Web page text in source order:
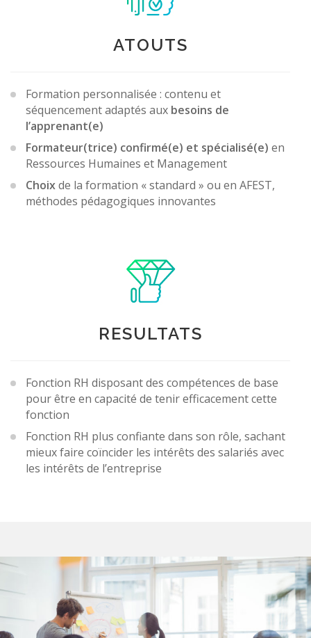
ATOUTS
Formation personnalisée : contenu et
séquencement adaptés aux besoins de
l’apprenant(e)
Formateur(trice) confirmé(e) et spécialisé(e) en
Ressources Humaines et Management
Choixde la formation « standard » ou en AFEST,
méthodes pédagogiques innovantes
RESULTATS
Fonction RH disposant des compétences de base
pour être en capacité de tenir efficacement cette
fonction
Fonction RH plus confiante dans son rôle, sachant
mieux faire coïncider les intérêts des salariés avec
les intérêts de l’entreprise